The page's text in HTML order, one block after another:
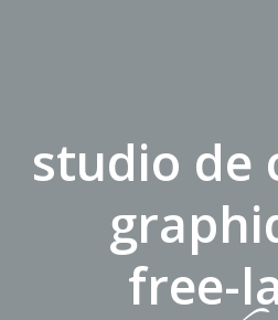
studio de
free-